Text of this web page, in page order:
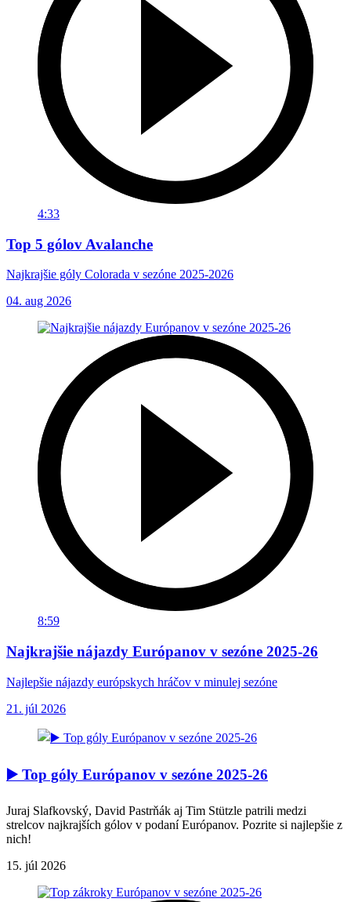
4:33
Top 5 gólov Avalanche
Najkrajšie góly Colorada v sezóne 2025-2026
04. aug 2026
8:59
Najkrajšie nájazdy Európanov v sezóne 2025-26
Najlepšie nájazdy európskych hráčov v minulej sezóne
21. júl 2026
▶️ Top góly Európanov v sezóne 2025-26
Juraj Slafkovský, David Pastrňák aj Tim Stützle patrili medzi
strelcov najkrajších gólov v podaní Európanov. Pozrite si najlepšie z
nich!
15. júl 2026